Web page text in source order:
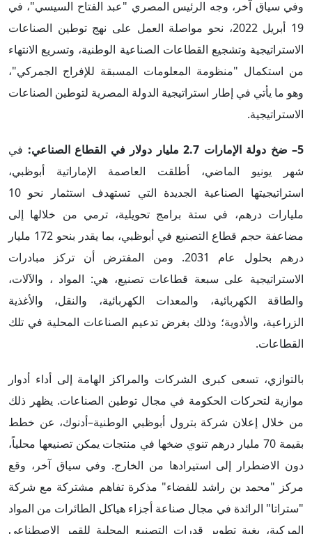
وفي سياق آخر، وجه الرئيس المصري "عبد الفتاح السيسي"، في
19 أبريل 2022، نحو مواصلة العمل على نهج توطين الصناعات
الاستراتيجية وتشجيع القطاعات الصناعية الوطنية، وتسريع الانتهاء
من استكمال "منظومة المعلومات المسبقة للإفراج الجمركي"،
وهو ما يأتي في إطار استراتيجية الدولة المصرية لتوطين الصناعات
الاستراتيجية.
5– ضخ دولة الإمارات 2.7 مليار دولار في القطاع الصناعي:
في
شهر يونيو الماضي، أطلقت العاصمة الإماراتية أبوظبي،
استراتيجيتها الصناعية الجديدة التي تستهدف استثمار نحو 10
مليارات درهم، في ستة برامج تحويلية، ترمي من خلالها إلى
مضاعفة حجم قطاع التصنيع في أبوظبي، بما يقدر بنحو 172 مليار
درهم بحلول عام 2031. ومن المفترض أن تركز مبادرات
الاستراتيجية على سبعة قطاعات تصنيع، هي: المواد ، والآلات،
والطاقة الكهربائية، والمعدات الكهربائية، والنقل، والأغذية
الزراعية، والأدوية؛ وذلك بغرض تدعيم الصناعات المحلية في تلك
القطاعات.
بالتوازي، تسعى كبرى الشركات والمراكز الهامة إلى أداء أدوار
موازية لتحركات الحكومة في مجال توطين الصناعات. يظهر ذلك
من خلال إعلان شركة بترول أبوظبي الوطنية–أدنوك، عن خطط
بقيمة 70 مليار درهم تنوي ضخها في منتجات يمكن تصنيعها محلياً،
دون الاضطرار إلى استيرادها من الخارج. وفي سياق آخر، وقع
مركز "محمد بن راشد للفضاء" مذكرة تفاهم مشتركة مع شركة
"ستراتا" الرائدة في مجال صناعة أجزاء هياكل الطائرات من المواد
المركبة، بغية تطوير قدرات التصنيع المحلية للقمر الاصطناعي